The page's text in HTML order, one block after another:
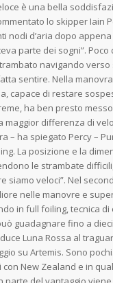
è una bella
lo skipper Iain
nodi d’aria dopo
parte dei sogni”.
navigando
sentire. Nella
capace di restare
ha ben presto
maggior differenza di
– ha spiegato Percy –
La posizione e la
le strambate
siamo veloci”. Nel
nelle manovre e
in full foiling, tecnica
guadagnare fino a
Luna Rossa al
su Artemis. Sono
con New Zealand e in